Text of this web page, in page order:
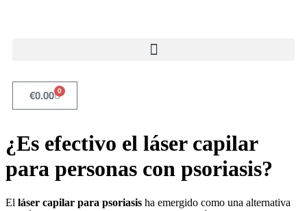
€0.00 0
¿Es efectivo el láser capilar
para personas con psoriasis?
El láser capilar para psoriasis ha emergido como una alternativa